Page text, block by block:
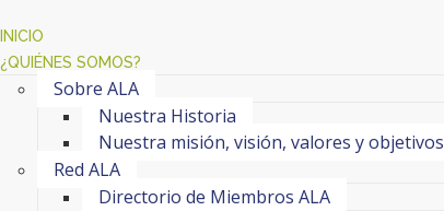
INICIO
¿QUIÉNES SOMOS?
Sobre ALA
Nuestra Historia
Nuestra misión, visión, valores y objetivos
Red ALA
Directorio de Miembros ALA